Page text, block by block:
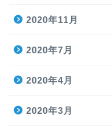
2020年11月
2020年7月
2020年4月
2020年3月